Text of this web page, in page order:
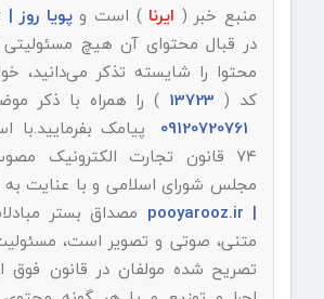
منبع خبر ( ایرنا ) است وپویا روز | pooyarooz.ir
در قبال محتوای آن هیچ مسئولیتی
محتوا را شایسته تذکر می‌دانید،
کد (13723
) را همراه با ذکر
پیامک بفرمایید.با
مجلس شورای اسلامی و با عنایت
| pooyarooz.ir
مصداق بستر
متنی، صوتی و تصویر است،
تصریح شده مولفان در قانون فوق